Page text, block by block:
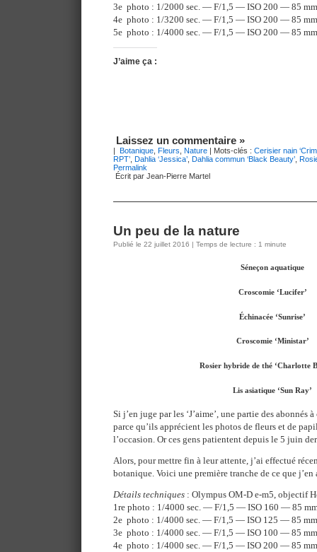
3e photo : 1/2000 sec. — F/1,5 — ISO 200 — 85 mm
4e photo : 1/3200 sec. — F/1,5 — ISO 200 — 85 mm
5e photo : 1/4000 sec. — F/1,5 — ISO 200 — 85 mm
J’aime ça :
Laissez un commentaire »
| Botanique Fleurs Nature | Mots-clés : Cerisier nain
RPT’ Dahlia ‘Jessica’ Dahlia commun ‘Black Beauty’
Permalink
Écrit par Jean-Pierre Martel
Un peu de la nature
Publié le 22 juillet 2016 | Temps de lecture : 1 minute
Séneçon aquatique
Croscomie ‘Lucifer’
Échinacée ‘Sunrise’
Croscomie ‘Ministar’
Rosier hybride de thé ‘Charlotte
Lis asiatique ‘Sun Ray’
Si j’en juge par les ‘J’aime’, une partie des abonnés
parce qu’ils apprécient les photos de fleurs et de
l’occasion. Or ces gens patientent depuis le 5 juin
Alors, pour mettre fin à leur attente, j’ai effectué
botanique. Voici une première tranche de ce que j’en
Détails techniques : Olympus OM-D e-m5, objectif
1re photo : 1/4000 sec. — F/1,5 — ISO 160 — 85
2e photo : 1/4000 sec. — F/1,5 — ISO 125 — 85 mm
3e photo : 1/4000 sec. — F/1,5 — ISO 100 — 85 mm
4e photo : 1/4000 sec. — F/1,5 — ISO 200 — 85 mm